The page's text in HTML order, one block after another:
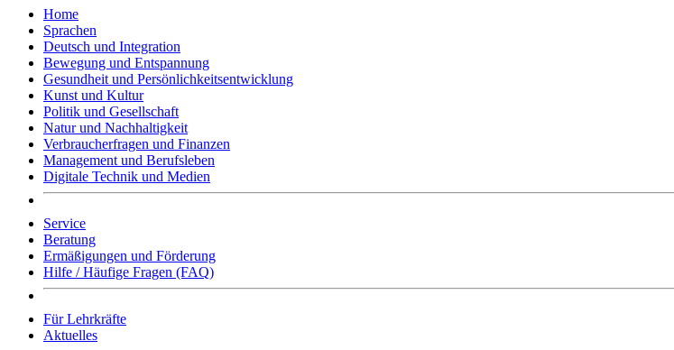
Home
Sprachen
Deutsch und Integration
Bewegung und Entspannung
Gesundheit und Persönlichkeitsentwicklung
Kunst und Kultur
Politik und Gesellschaft
Natur und Nachhaltigkeit
Verbraucherfragen und Finanzen
Management und Berufsleben
Digitale Technik und Medien
Service
Beratung
Ermäßigungen und Förderung
Hilfe / Häufige Fragen (FAQ)
Für Lehrkräfte
Aktuelles